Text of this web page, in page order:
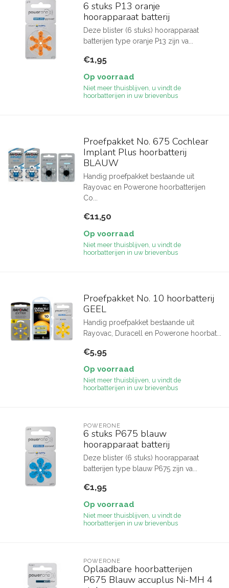
6 stuks P13 oranje
hoorapparaat batterij
Deze blister (6 stuks) hoorapparaat
batterijen type oranje P13 zijn va...
€1,95
Op voorraad
Niet meer thuisblijven, u vindt de
hoorbatterijen in uw brievenbus
Proefpakket No. 675 Cochlear
Implant Plus hoorbatterij
BLAUW
Handig proefpakket bestaande uit
Rayovac en Powerone hoorbatterijen
Co...
€11,50
Op voorraad
Niet meer thuisblijven, u vindt de
hoorbatterijen in uw brievenbus
Proefpakket No. 10 hoorbatterij
GEEL
Handig proefpakket bestaande uit
Rayovac, Duracell en Powerone hoorbat...
€5,95
Op voorraad
Niet meer thuisblijven, u vindt de
hoorbatterijen in uw brievenbus
POWERONE
6 stuks P675 blauw
hoorapparaat batterij
Deze blister (6 stuks) hoorapparaat
batterijen type blauw P675 zijn va...
€1,95
Op voorraad
Niet meer thuisblijven, u vindt de
hoorbatterijen in uw brievenbus
POWERONE
Oplaadbare hoorbatterijen
P675 Blauw accuplus Ni-MH 4